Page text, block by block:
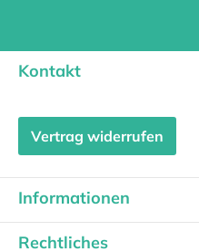
Kontakt
Vertrag widerrufen
Informationen
Rechtliches